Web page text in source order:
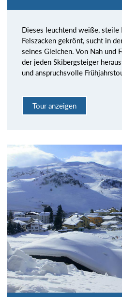
Dieses leuchtend weiße, steile
Felszacken gekrönt, sucht in
seines Gleichen. Von Nah und
der jeden Skibergsteiger
und anspruchsvolle
Tour anzeigen